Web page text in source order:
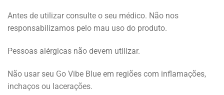
Antes de utilizar consulte o seu médico. Não nos
responsabilizamos pelo mau uso do produto.
Pessoas alérgicas não devem utilizar.
Não usar seu Go Vibe Blue em regiões com inflamações,
inchaços ou lacerações.